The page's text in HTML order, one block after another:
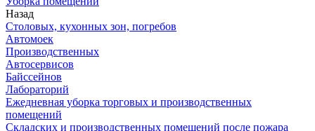
Назад
Столовых, кухонных зон, погребов
Автомоек
Производственных
Автосервисов
Байссейнов
Лабораторий
Ежедневная уборка торговых и производственных
помещений
Складских и производственных помещений после пожара